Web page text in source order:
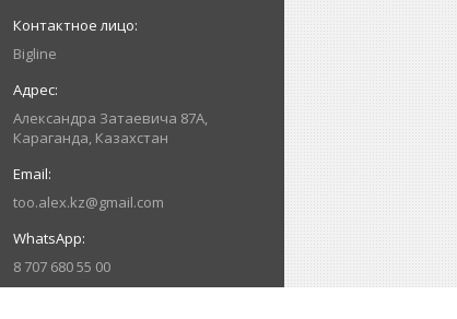
Bigline
Александра Затаевича 87А,
Караганда, Казахстан
too.alex.kz@gmail.com
8 707 680 55 00